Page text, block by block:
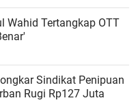
Wahid Tertangkap OTT
Sindikat Penipuan
Rugi Rp127 Juta